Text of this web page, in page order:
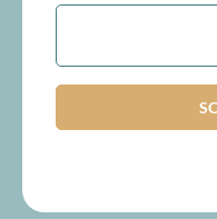
E-